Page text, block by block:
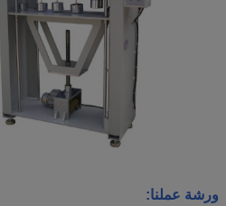
ورشة عملنا: